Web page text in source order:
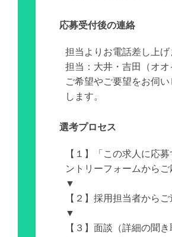
応募受付後の連絡
担当よりお電話差し上げ
担当：大井・吉田（オオ
ご希望やご要望をお伺
します。
選考プロセス
【１】「この求人に応
ントリーフォームから
▼
【２】採用担当者から
▼
【３】面談（詳細の聞き